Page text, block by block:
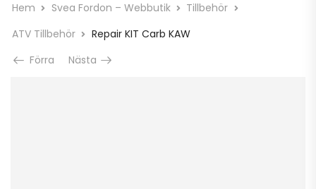
Hem Svea Fordon – Webbutik
Tillbehör
ATV Tillbehör
Repair KIT Carb KAW
Förra
Nästa